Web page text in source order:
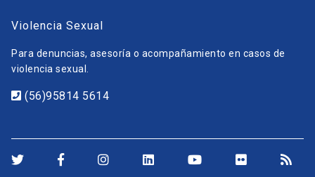
Violencia Sexual
Para denuncias, asesoría o acompañamiento en casos de
violencia sexual.
(56)95814 5614